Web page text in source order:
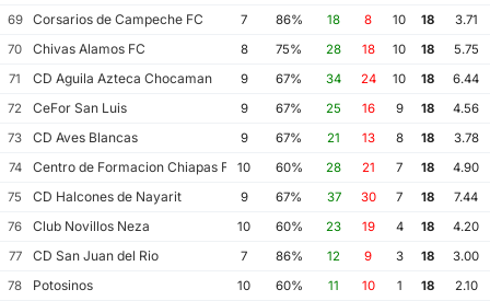
69
Corsarios de Campeche FC 7 86% 18 8 10 18
3.71
70
Chivas Alamos FC 8 75% 28 18 10 18
5.75
71
CD Aguila Azteca Chocaman 9 67% 34 24 10 18
6.44
72
CeFor San Luis 9 67% 25 16 9 18
4.56
73
CD Aves Blancas 9 67% 21 13 8 18
3.78
74
Centro de Formacion Chiapas Futbol
10 60% 28 21 7 18
4.90
75
CD Halcones de Nayarit 9 67% 37 30 7 18
7.44
76
Club Novillos Neza 10 60% 23 19 4 18
4.20
77
CD San Juan del Rio 7 86% 12 9 3 18
3.00
78
Potosinos 10 60% 11 10 1 18
2.10